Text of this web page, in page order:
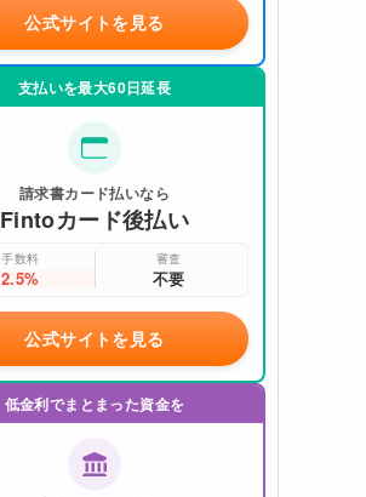
公式サイトを見る
支払いを最大60日延長
請求書カード払いなら
Fintoカード後払い
手数料
2.5%
審査
不要
公式サイトを見る
低金利でまとまった資金を